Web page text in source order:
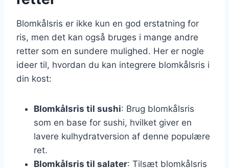
Blomkålsris er ikke kun en god erstatning for
ris, men det kan også bruges i mange andre
retter som en sundere mulighed. Her er nogle
ideer til, hvordan du kan integrere blomkålsris i
din kost:
Blomkålsris til sushi: Brug blomkålsris
som en base for sushi, hvilket giver en
lavere kulhydratversion af denne populære
ret.
Blomkålsris til salater: Tilsæt blomkålsris